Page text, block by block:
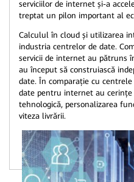
serviciilor de internet și-a
treptat un pilon important al
Calculul în cloud și utilizarea
industria centrelor de date.
servicii de internet au pătruns
au început să construiască
date. În comparație cu
date pentru internet au
tehnologică, personalizarea
viteza livrării.